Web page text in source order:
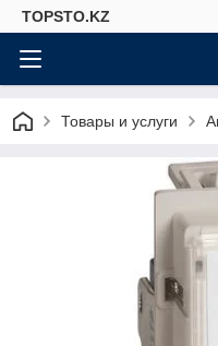
TOPSTO.KZ
Товары и услуги